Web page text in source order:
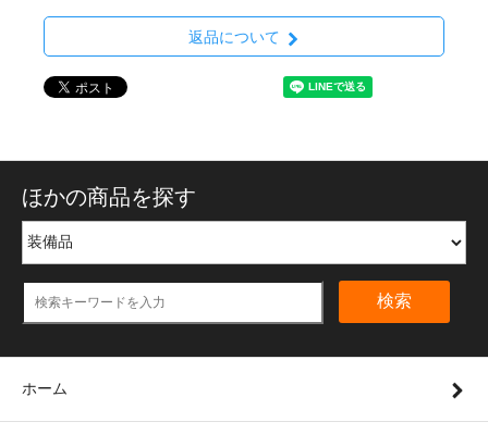
返品について
ほかの商品を探す
検索
ホーム